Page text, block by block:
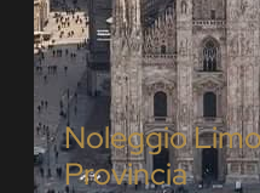
Noleggio
Provincia